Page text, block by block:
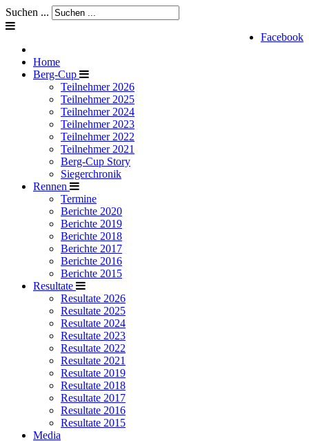
Suchen ...
Facebook
Home
Berg-Cup
Teilnehmer 2026
Teilnehmer 2025
Teilnehmer 2024
Teilnehmer 2023
Teilnehmer 2022
Teilnehmer 2021
Berg-Cup Story
Siegerchronik
Rennen
Termine
Berichte 2020
Berichte 2019
Berichte 2018
Berichte 2017
Berichte 2016
Berichte 2015
Resultate
Resultate 2026
Resultate 2025
Resultate 2024
Resultate 2023
Resultate 2022
Resultate 2021
Resultate 2019
Resultate 2018
Resultate 2017
Resultate 2016
Resultate 2015
Media